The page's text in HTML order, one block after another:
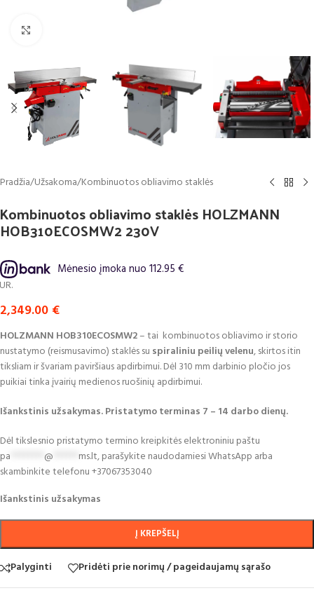
Pradžia/Užsakoma/Kombinuotos obliavimo staklės
Kombinuotos obliavimo staklės HOLZMANN
HOB310ECOSMW2 230V
Mėnesio įmoka nuo 112.95 €
2,349.00 €
HOLZMANN HOB310ECOSMW2– tai kombinuotos obliavimo ir storio
nustatymo (reismusavimo) staklės su spiraliniu peilių velenu, skirtos itin
tiksliam ir švariam paviršiaus apdirbimui. Dėl 310 mm darbinio pločio jos
puikiai tinka įvairių medienos ruošinių apdirbimui.
Išankstinis užsakymas. Pristatymo terminas 7 – 14 darbo dienų.
Dėl tikslesnio pristatymo termino kreipkitės elektroniniu paštu
pa
@ ms.lt,parašykite naudodamiesiWhatsApp arba
skambinkitetelefonu+37067353040
Išankstinis užsakymas
Į KREPŠELĮ
Palyginti Pridėti prie norimų / pageidaujamų sąrašo